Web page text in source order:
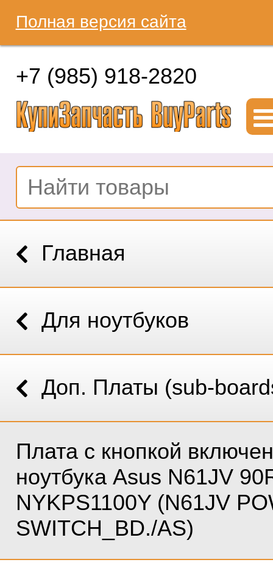
Полная версия сайта
+7 (985) 918-2820
Главная
Для ноутбуков
Доп. Платы (sub-
Плата с кнопкой
ноутбука Asus N61JV
NYKPS1100Y (N61JV
SWITCH_BD./AS)